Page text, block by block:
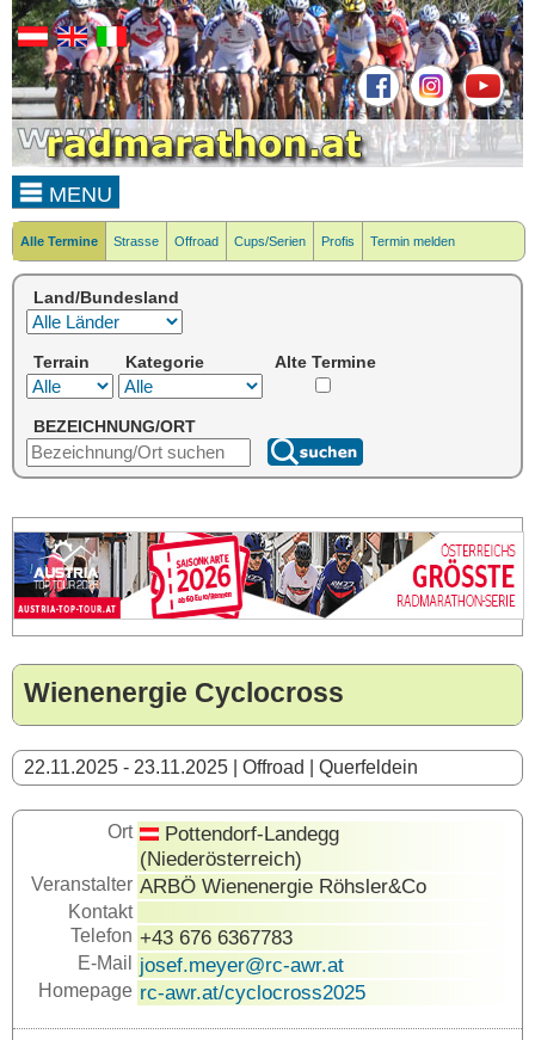
MENU
Alle Termine Strasse Offroad Cups/Serien Profis Termin melden
Land/Bundesland
Terrain Kategorie Alte Termine
BEZEICHNUNG/ORT
Wienenergie Cyclocross
22.11.2025 - 23.11.2025 | Offroad | Querfeldein
Ort
Pottendorf-Landegg
(Niederösterreich)
Veranstalter ARBÖ Wienenergie Röhsler&Co
Kontakt
Telefon +43 676 6367783
E-Mail josef.meyer@rc-awr.at
Homepage rc-awr.at/cyclocross2025